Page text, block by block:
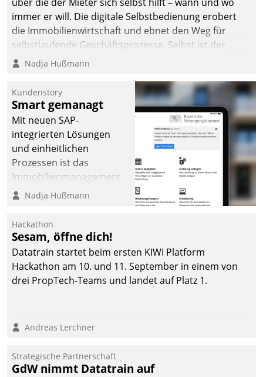
immer er will. Die digitale Selbstbedienung erobert
die Immobilienwirtschaft und ebnet den Weg für
selbstlaufende Geschäftsprozesse. Selbst ist der
Kunde und smart der Serviceanbieter.
Nadja Hußmann
Kundenstory
Smart gemanagt
Mit neuen SAP-
integrierten Lösungen
und einheitlichen
Prozessen ist das
Immobilienmanagement
der Bayerischen
Ressort Kapitalanlage für
künftige Aufgaben und
Herausforderungen
gerüstet.
Nadja Hußmann
Hackathon
Sesam, öffne dich!
Datatrain startet beim ersten KIWI Platform
Hackathon am 10. und 11. September in einem von
drei PropTech-Teams und landet auf Platz 1.
Andreas Lerchner
Strategische Partnerschaft
GdW nimmt Datatrain auf